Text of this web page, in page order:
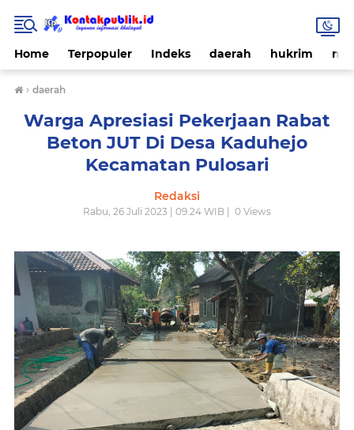
Home Terpopuler Indeks daerah hukrim
› daerah
Warga Apresiasi Pekerjaan Rabat
Beton JUT Di Desa Kaduhejo
Kecamatan Pulosari
Redaksi
Rabu, 26 Juli 2023 | 09.24 WIB | 0 Views